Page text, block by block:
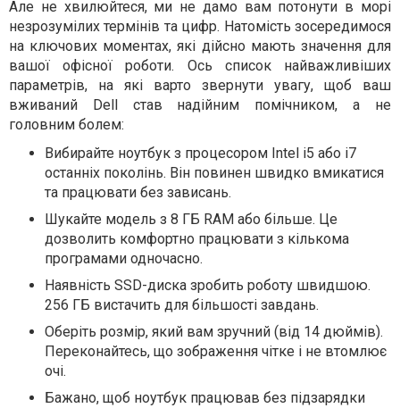
Але не хвилюйтеся, ми не дамо вам потонути в морі
незрозумілих термінів та цифр. Натомість зосередимося
на ключових моментах, які дійсно мають значення для
вашої офісної роботи. Ось список найважливіших
параметрів, на які варто звернути увагу, щоб ваш
вживаний Dell став надійним помічником, а не
головним болем:
Вибирайте ноутбук з процесором Intel i5 або i7
останніх поколінь. Він повинен швидко вмикатися
та працювати без зависань.
Шукайте модель з 8 ГБ RAM або більше. Це
дозволить комфортно працювати з кількома
програмами одночасно.
Наявність SSD-диска зробить роботу швидшою.
256 ГБ вистачить для більшості завдань.
Оберіть розмір, який вам зручний (від 14 дюймів).
Переконайтесь, що зображення чітке і не втомлює
очі.
Бажано, щоб ноутбук працював без підзарядки